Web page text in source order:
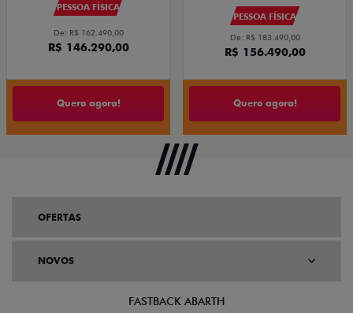
PESSOA FÍSICA
De: R$ 162.490,00
R$ 146.290,00
Quero agora!
PESSOA FÍSICA
De: R$ 183.490,00
R$ 156.490,00
Quero agora!
OFERTAS
NOVOS
FASTBACK ABARTH